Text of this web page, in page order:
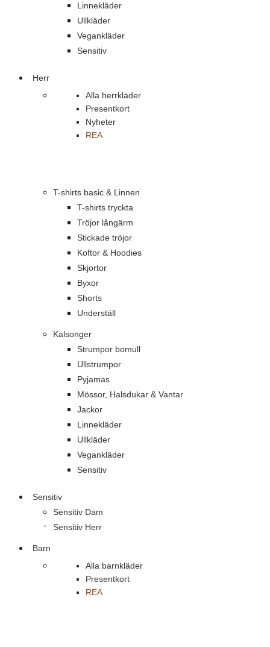
Linnekläder
Ullkläder
Vegankläder
Sensitiv
Herr
Alla herrkläder
Presentkort
Nyheter
REA
T-shirts basic & Linnen
T-shirts tryckta
Tröjor långärm
Stickade tröjor
Koftor & Hoodies
Skjortor
Byxor
Shorts
Underställ
Kalsonger
Strumpor bomull
Ullstrumpor
Pyjamas
Mössor, Halsdukar & Vantar
Jackor
Linnekläder
Ullkläder
Vegankläder
Sensitiv
Sensitiv
Sensitiv Dam
Sensitiv Herr
Barn
Alla barnkläder
Presentkort
REA